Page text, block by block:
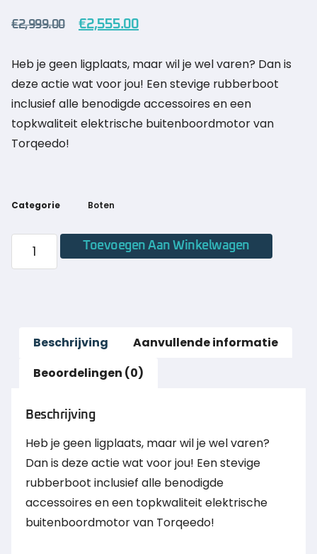
€2,999.00 €2,555.00
Heb je geen ligplaats, maar wil je wel varen? Dan is
deze actie wat voor jou! Een stevige rubberboot
inclusief alle benodigde accessoires en een
topkwaliteit elektrische buitenboordmotor van
Torqeedo!
Categorie Boten
Toevoegen Aan Winkelwagen
Beschrijving
Aanvullende informatie
Beoordelingen (0)
Beschrijving
Heb je geen ligplaats, maar wil je wel varen?
Dan is deze actie wat voor jou! Een stevige
rubberboot inclusief alle benodigde
accessoires en een topkwaliteit elektrische
buitenboordmotor van Torqeedo!